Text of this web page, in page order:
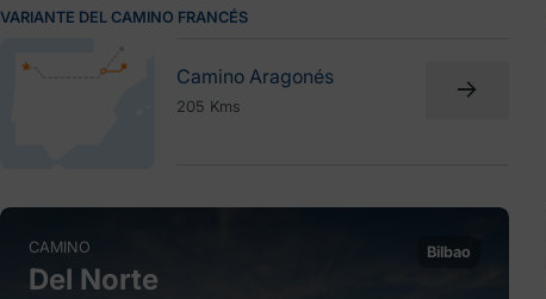
VARIANTE DEL CAMINO FRANCÉS
Camino Aragonés
205 Kms
CAMINO
Del Norte
Bilbao